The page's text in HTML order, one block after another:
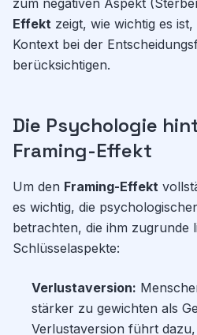
zum negativen Aspekt
Effekt zeigt, wie wichtig es
Kontext bei der
berücksichtigen.
Die Psychologie
Framing-Effekt
Um den Framing-Effekt
es wichtig, die
betrachten, die ihm zugrunde
Schlüsselaspekte:
Verlustaversion:
stärker zu gewichten als
Verlustaversion führt